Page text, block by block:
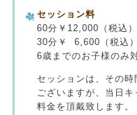
セッション料
60分￥12,000（税込
30分￥ 6,600（税込
6歳までのお子様のみ
セッションは、その
ございますが、当日
料金を頂戴致します。